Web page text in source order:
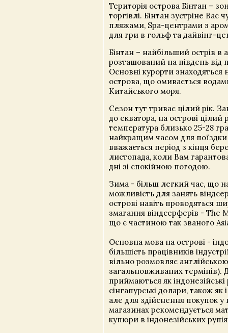
Територія острова Бінтан –
торгівлі. Бінтан зустріне
пляжами, Spa-центрами з
для гри в гольф та дайвінг-
Бінтан – найбільший острів в
розташований на південь від
Основні курорти знаходяться
острова, що омивається
Китайського моря.
Сезон тут триває цілий рік.
до екватора, на острові цілий
температура близько 25-28
найкращим часом для поїздки
вважається період з кінця
листопада, коли Вам
дні зі спокійною погодою.
Зима - більш легкий час, що
можливість для занять
острові навіть проводяться
змагання віндсерферів - The
що є частиною так званого
Основна мова на острові -
більшість працівників
вільно розмовляє
загальновживаних термінів).
приймаються як індонезійські
сінгапурські долари, також як
але для здійснення покупок
магазинах рекомендується
купюри в індонезійських